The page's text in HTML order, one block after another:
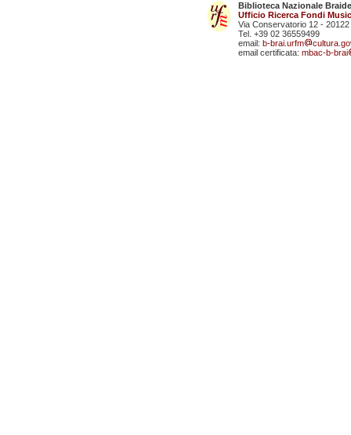
Biblioteca Nazionale
Ufficio Ricerca Fondi
Via Conservatorio 12 - 20122
Tel. +39 02 36559499
email: b-brai.urfm
email certificata: mbac-b-brai